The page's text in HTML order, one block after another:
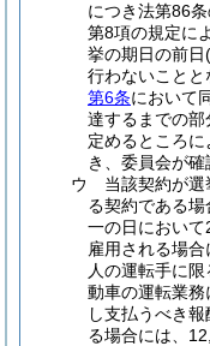
につき法第86
第8項の規定に
挙の期日の前日
行わないことと
第6条において
達するまでの
定めるところ
き、委員会が
ウ
当該契約が
る契約である
一の日におい
雇用される場
人の運転手に限
動車の運転業
し支払うべき
る場合には、